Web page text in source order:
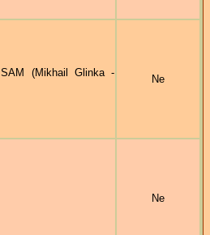
(Mikhail Glinka -
Ne
Ne